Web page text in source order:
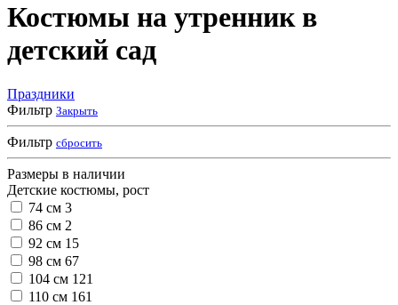
Костюмы на утренник в
детский сад
Праздники
Фильтр Закрыть
Фильтр сбросить
Размеры в наличии
Детские костюмы, рост
74 см 3
86 см 2
92 см 15
98 см 67
104 см 121
110 см 161